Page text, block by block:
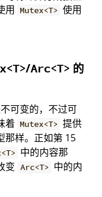
用 Mutex<T> 使用
/Arc<T> 的
可变的，不过可
着 Mutex<T> 提供
那样。正如第 15
中的内容那
变 Arc<T> 中的内